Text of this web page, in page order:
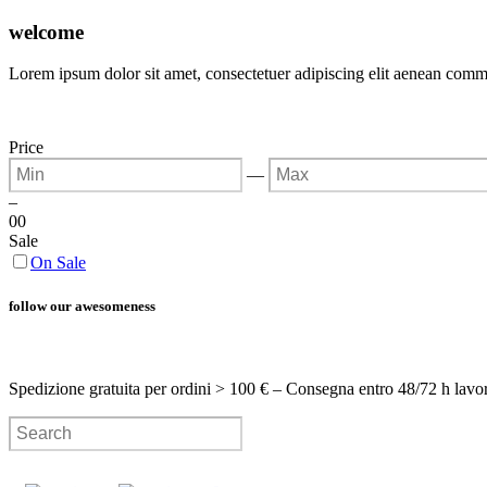
welcome
Lorem ipsum dolor sit amet, consectetuer adipiscing elit aenean
Price
—
–
00
Sale
On Sale
follow our awesomeness
Spedizione gratuita per ordini > 100 € – Consegna entro 48/72 h